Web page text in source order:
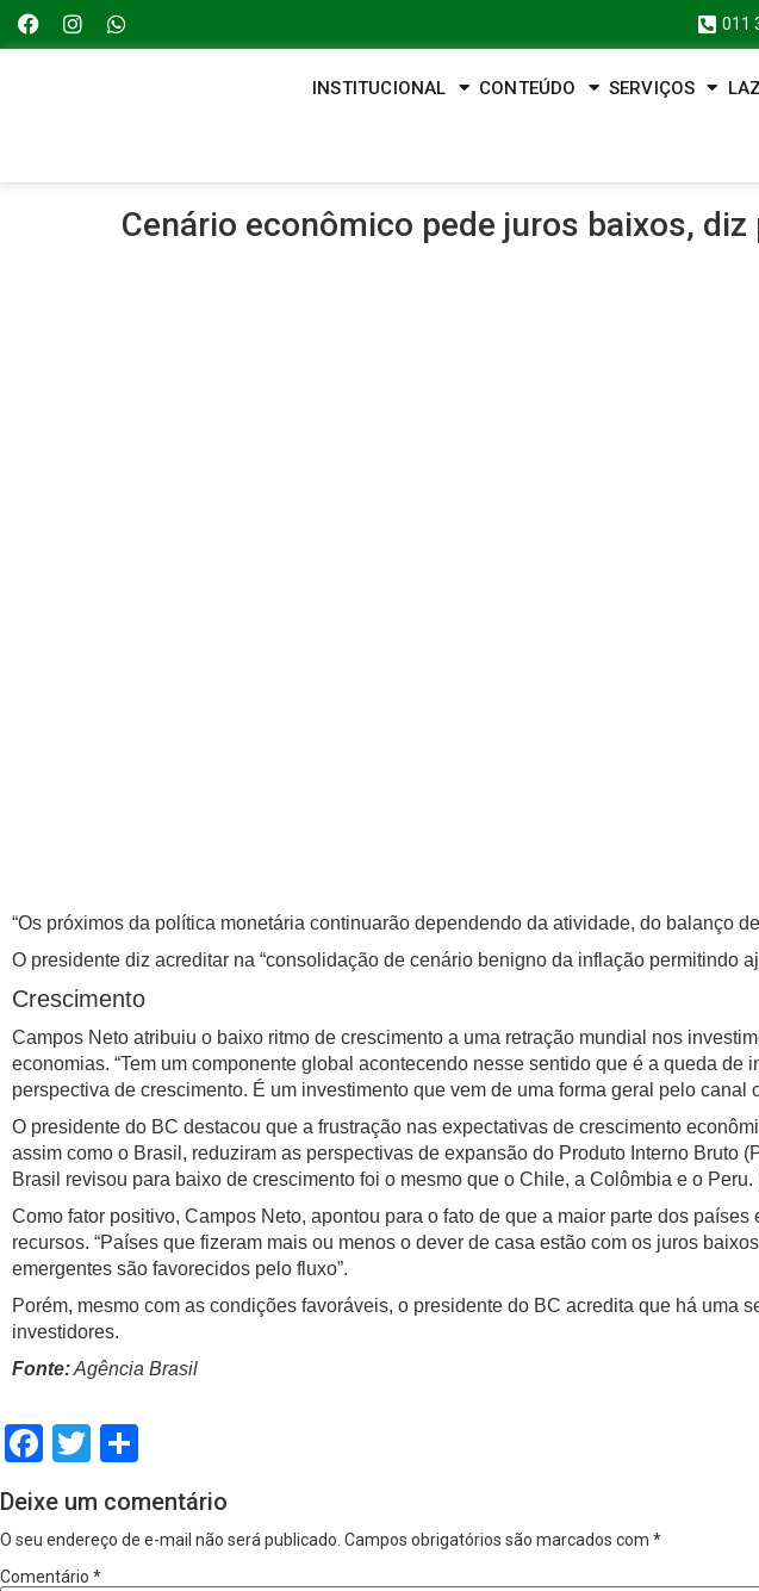
011
INSTITUCIONAL CONTEÚDO SERVIÇOS
Cenário econômico pede juros baixos, diz
“Os próximos da política monetária continuarão dependendo da atividade, do balanço
O presidente diz acreditar na “consolidação de cenário benigno da inflação permitindo
Crescimento
Campos Neto atribuiu o baixo ritmo de crescimento a uma retração mundial nos
economias. “Tem um componente global acontecendo nesse sentido que é a queda
perspectiva de crescimento. É um investimento que vem de uma forma geral pelo canal
O presidente do BC destacou que a frustração nas expectativas de crescimento
assim como o Brasil, reduziram as perspectivas de expansão do Produto Interno Bruto
Brasil revisou para baixo de crescimento foi o mesmo que o Chile, a Colômbia e o
Como fator positivo, Campos Neto, apontou para o fato de que a maior parte dos
recursos. “Países que fizeram mais ou menos o dever de casa estão com os juros
emergentes são favorecidos pelo fluxo”.
Porém, mesmo com as condições favoráveis, o presidente do BC acredita que há uma
investidores.
Fonte:Agência Brasil
Facebook
Twitter
Deixe um comentário
O seu endereço de e-mail não será publicado. Campos obrigatórios são marcados com *
Comentário *